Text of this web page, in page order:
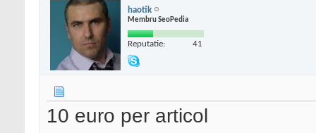
haotik
Membru SeoPedia
Reputatie: 41
10 euro per articol